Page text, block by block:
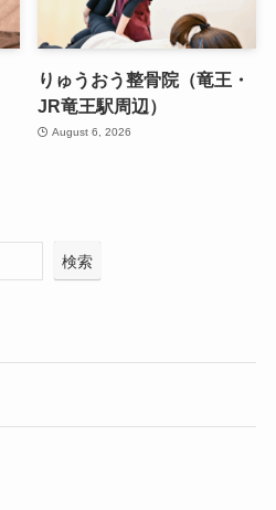
りゅうおう整骨院（竜王・
JR竜王駅周辺）
August 6, 2026
検索